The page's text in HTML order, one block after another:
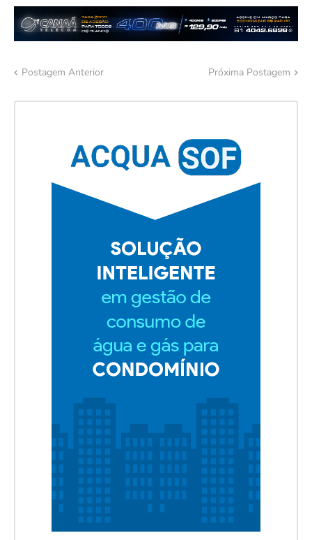
Postagem Anterior Próxima Postagem